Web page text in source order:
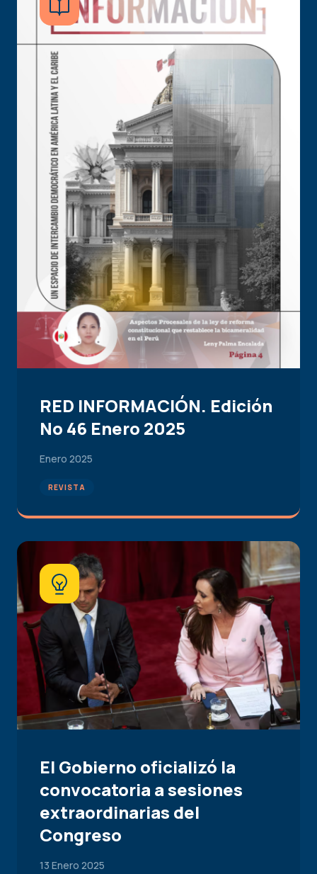
RED INFORMACIÓN. Edición
No 46 Enero 2025
Enero 2025
REVISTA
El Gobierno oficializó la
convocatoria a sesiones
extraordinarias del
Congreso
13 Enero 2025